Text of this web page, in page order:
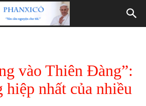
vào Thiên Đàng”:
hiệp nhất của nhiều